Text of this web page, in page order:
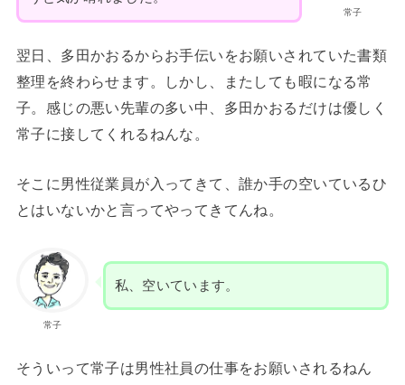
常子
翌日、多田かおるからお手伝いをお願いされていた書類
整理を終わらせます。しかし、またしても暇になる常
子。感じの悪い先輩の多い中、多田かおるだけは優しく
常子に接してくれるねんな。
そこに男性従業員が入ってきて、誰か手の空いているひ
とはいないかと言ってやってきてんね。
常子
私、空いています。
そういって常子は男性社員の仕事をお願いされるねん